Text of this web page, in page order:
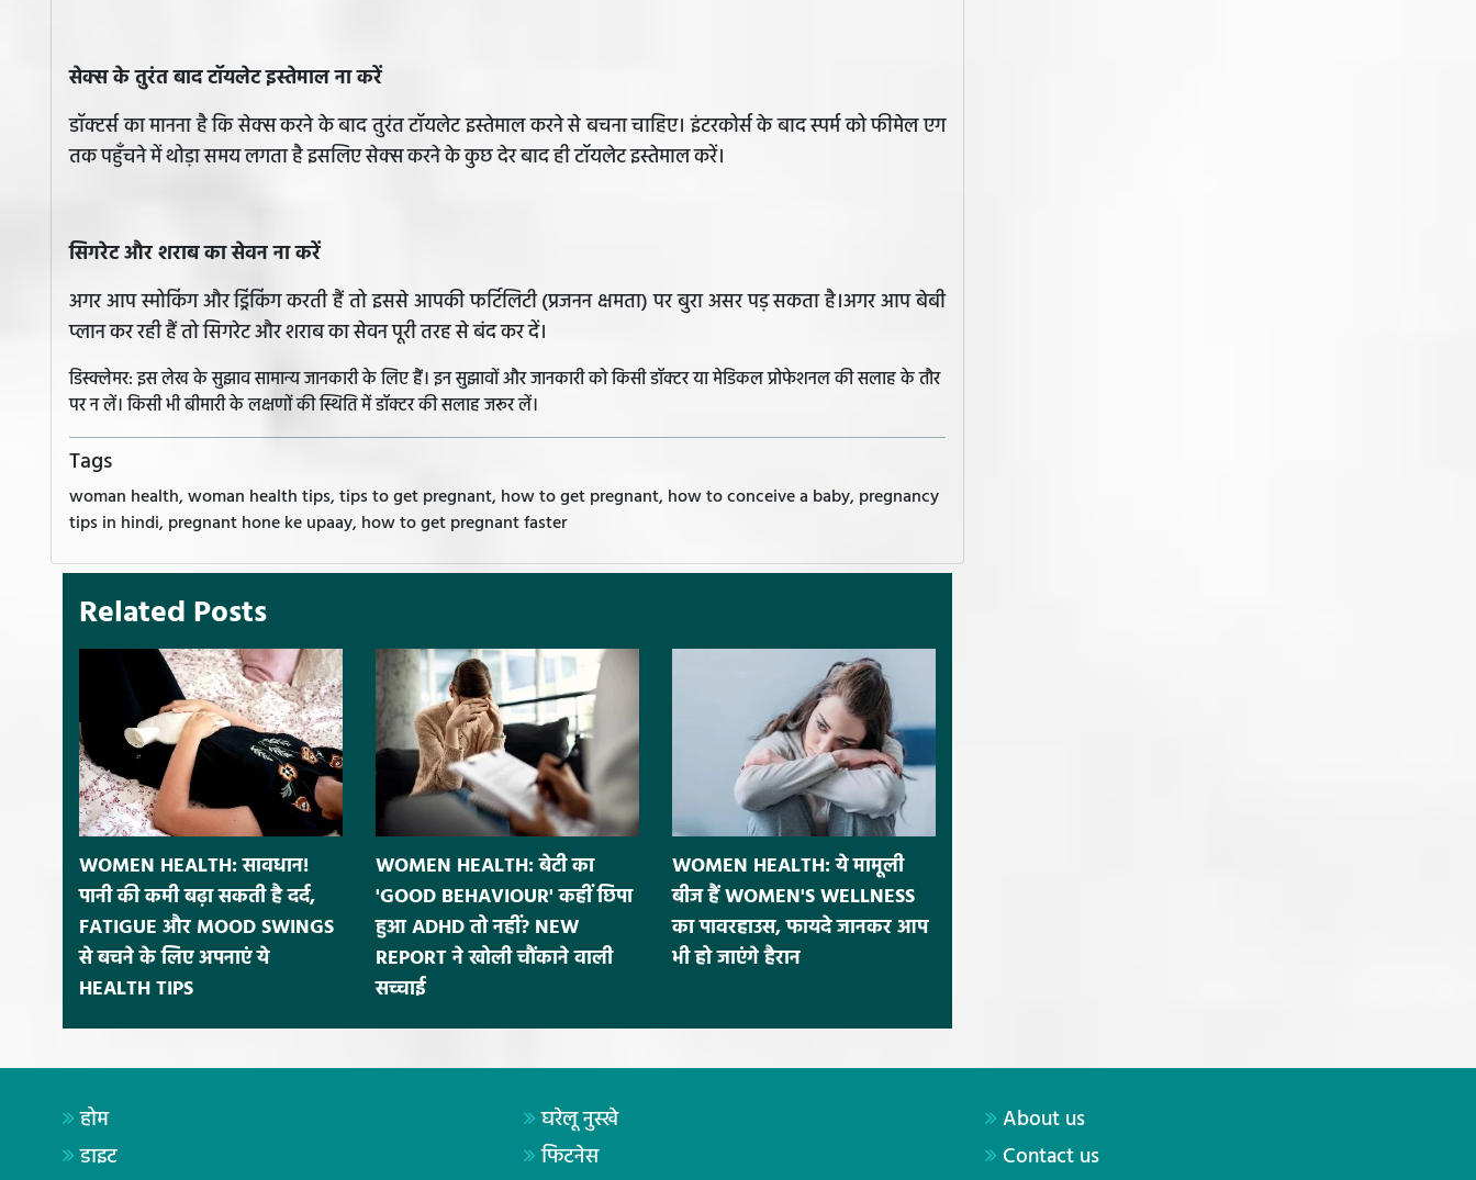
सेक्स के तुरंत बाद टॉयलेट इस्तेमाल ना करें
​डॉक्टर्स का मानना है कि सेक्स करने के बाद तुरंत टॉयलेट इस्तेमाल करने से बचना चाहिए। इंटरकोर्स के बाद स्पर्म को फीमेल एग
तक पहुँचने में थोड़ा समय लगता है इसलिए सेक्स करने के कुछ देर बाद ही टॉयलेट इस्तेमाल करें।
सिगरेट और शराब का सेवन ना करें
अगर आप स्मोकिंग और ड्रिंकिंग करती हैं तो इससे आपकी फर्टिलिटी (प्रजनन क्षमता) पर बुरा असर पड़ सकता है।अगर आप बेबी
प्लान कर रही हैं तो सिगरेट और शराब का सेवन पूरी तरह से बंद कर दें।
डिस्क्लेमर: इस लेख के सुझाव सामान्य जानकारी के लिए हैं। इन सुझावों और जानकारी को किसी डॉक्टर या मेडिकल प्रोफेशनल की सलाह के तौर
पर न लें। किसी भी बीमारी के लक्षणों की स्थिति में डॉक्टर की सलाह जरूर लें।
Tags
woman health, woman health tips, tips to get pregnant, how to get pregnant, how to conceive a baby, pregnancy
tips in hindi, pregnant hone ke upaay, how to get pregnant faster
Related Posts
WOMEN HEALTH: सावधान!
पानी की कमी बढ़ा सकती है दर्द,
FATIGUE और MOOD SWINGS
से बचने के लिए अपनाएं ये
HEALTH TIPS
WOMEN HEALTH: बेटी का
'GOOD BEHAVIOUR' कहीं छिपा
हुआ ADHD तो नहीं? NEW
REPORT ने खोली चौंकाने वाली
सच्चाई
WOMEN HEALTH: ये मामूली
बीज हैं WOMEN'S WELLNESS
का पावरहाउस, फायदे जानकर आप
भी हो जाएंगे हैरान
होम
डाइट
घरेलू नुस्खे
फिटनेस
About us
Contact us